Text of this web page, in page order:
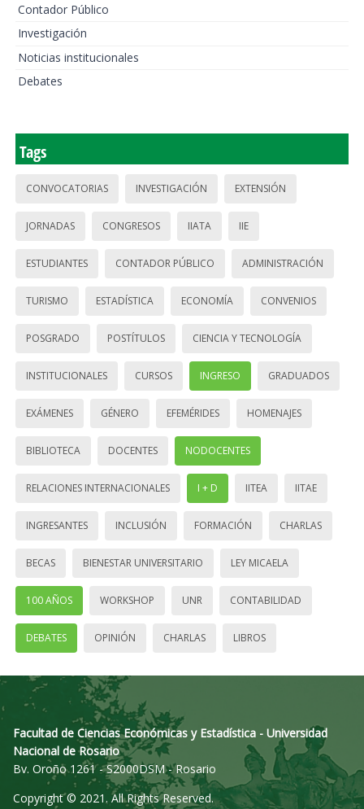
Contador Público
Investigación
Noticias institucionales
Debates
Tags
CONVOCATORIAS INVESTIGACIÓN EXTENSIÓN
JORNADAS CONGRESOS IIATA IIE
ESTUDIANTES CONTADOR PÚBLICO ADMINISTRACIÓN
TURISMO ESTADÍSTICA ECONOMÍA CONVENIOS
POSGRADO POSTÍTULOS CIENCIA Y TECNOLOGÍA
INSTITUCIONALES CURSOS INGRESO GRADUADOS
EXÁMENES GÉNERO EFEMÉRIDES HOMENAJES
BIBLIOTECA DOCENTES NODOCENTES
RELACIONES INTERNACIONALES I + D IITEA IITAE
INGRESANTES INCLUSIÓN FORMACIÓN CHARLAS
BECAS BIENESTAR UNIVERSITARIO LEY MICAELA
100 AÑOS WORKSHOP UNR CONTABILIDAD
DEBATES OPINIÓN CHARLAS LIBROS
Facultad de Ciencias Económicas y Estadística - Universidad
Nacional de Rosario
Bv. Oroño 1261 - S2000DSM - Rosario
Copyright © 2021. All Rights Reserved.